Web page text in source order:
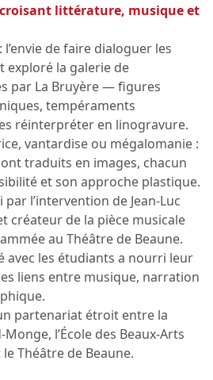
littérature, musique et
de faire dialoguer les
exploré la galerie de
par La Bruyère — figures
tempéraments
réinterpréter en linogravure.
vantardise ou mégalomanie :
traduits en images, chacun
et son approche plastique.
l’intervention de Jean-Luc
créateur de la pièce musicale
au Théâtre de Beaune.
avec les étudiants a nourri leur
liens entre musique, narration
partenariat étroit entre la
l’École des Beaux-Arts
Théâtre de Beaune.